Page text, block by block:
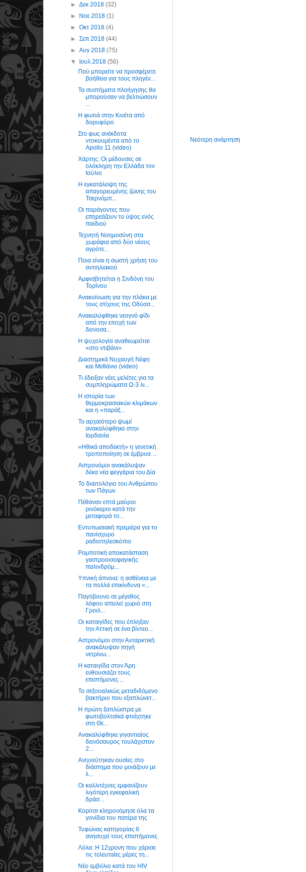
Νεότερη ανάρτηση
►Δεκ 2018(32)
► Νοε 2018(1)
►Οκτ 2018(4)
►Σεπ 2018(44)
►Αυγ 2018(75)
▼ Ιουλ 2018(56)
Πού μπορείτε να προσφέρετε
βοήθεια για τους πληγέν...
Τα συστήματα πλοήγησης θα
μπορούσαν να βελτιώσουν
Η φωτιά στην Κινέτα από
δορυφόρο
Στο φως ανέκδοτα
ντοκουμέντα από το
Apollo 11 (video)
Χάρτης: Οι μέδουσες σε
ολόκληρη την Ελλάδα τον
Ιούλιο
Η εγκατάλειψη της
απαγορευμένης ζώνης του
Τσερνόμπ...
Οι παράγοντες που
επηρεάζουν το ύψος ενός
παιδιού
Τεχνητή Νοημοσύνη στα
χωράφια από δύο νέους
αγρότε...
Ποια είναι η σωστή χρήση του
αντιηλιακού
Αμφισβητείται η Σινδόνη του
Τορίνου
Ανακοίνωση για την πλάκα με
τους στίχους της Οδύσσ...
Ανακαλύφθηκε νεογνό φίδι
από την εποχή των
δεινοσα...
Η ψυχολογία αναθεωρείται
«στο ντιβάνι»
Διαστημικά Νυχαυγή Νέφη
και Μεθάνιο (video)
Τι έδειξαν νέες μελέτες για τα
συμπληρώματα Ω-3 λι...
Η ιστορία των
θερμοκρασιακών κλιμάκων
και η «παράξ...
Το αρχαιότερο ψωμί
ανακαλύφθηκε στην
Ιορδανία
«Ηθικά αποδεκτή» η γενετική
τροποποίηση σε έμβρυα ...
Αστρονόμοι ανακάλυψαν
δέκα νέα φεγγάρια του Δία
Το διαιτολόγιο του Ανθρώπου
των Πάγων
Πέθαναν επτά μαύροι
ρινόκεροι κατά την
μεταφορά το...
Εντυπωσιακή πρεμιέρα για το
πανίσχυρο
ραδιοτηλεσκόπιο
Ρομποτική αποκατάσταση
γαστροοισοφαγικής
παλινδρόμ...
Υπνική άπνοια: η ασθένεια με
τα πολλά επικίνδυνα «...
Παγόβουνο σε μέγεθος
λόφου απειλεί χωριό στη
Γροιλ...
Οι καταιγίδες που έπληξαν
την Αττική σε ένα βίντεο...
Αστρονόμοι στην Ανταρκτική
ανακάλυψαν πηγή
νετρίνω...
Η καταιγίδα στον Άρη
ενθουσιάζει τους
επιστήμονες ...
Το σεξουαλικώς μεταδιδόμενο
βακτήριο που εξαπλώνετ...
Η πρώτη ξαπλώστρα με
φωτοβολταϊκά φτιάχτηκε
στη Θε...
Ανακαλύφθηκε γιγαντιαίος
δεινόσαυρος τουλάχιστον
2...
Ανιχνεύτηκαν ουσίες στο
διάστημα που μοιάζουν με
λ...
Oι καλλιτέχνες εμφανίζουν
λιγότερη εγκεφαλική
δράσ...
Κορίτσι κληρονόμησε όλα τα
γονίδια του πατέρα της
Τυφώνας κατηγορίας 6
ανησυχεί τους επιστήμονες
Λόλα: H 12χρονη που χάρισε
τις τελευταίες μέρες τη...
Νέο εμβόλιο κατά του HIV